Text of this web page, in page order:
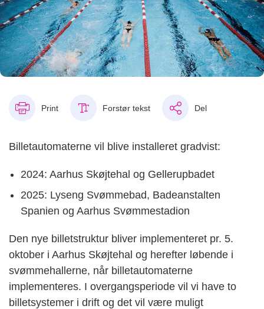
Print Forstør tekst Del
Billetautomaterne vil blive installeret gradvist:
2024: Aarhus Skøjtehal og Gellerupbadet
2025: Lyseng Svømmebad, Badeanstalten
Spanien og Aarhus Svømmestadion
Den nye billetstruktur bliver implementeret pr. 5.
oktober i Aarhus Skøjtehal og herefter løbende i
svømmehallerne, når billetautomaterne
implementeres. I overgangsperiode vil vi have to
billetsystemer i drift og det vil være muligt